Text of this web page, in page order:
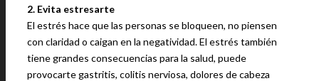
2. Evita estresarte
El estrés hace que las personas se bloqueen, no piensen
con claridad o caigan en la negatividad. El estrés también
tiene grandes consecuencias para la salud, puede
provocarte gastritis, colitis nerviosa, dolores de cabeza